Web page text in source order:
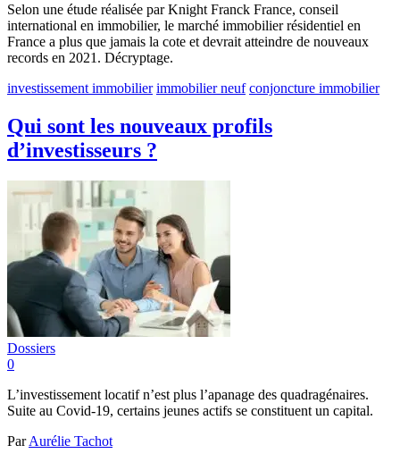
Selon une étude réalisée par Knight Franck France, conseil
international en immobilier, le marché immobilier résidentiel en
France a plus que jamais la cote et devrait atteindre de nouveaux
records en 2021. Décryptage.
investissement immobilier immobilier neuf conjoncture immobilier
Qui sont les nouveaux profils
d’investisseurs ?
Dossiers
0
L’investissement locatif n’est plus l’apanage des quadragénaires.
Suite au Covid-19, certains jeunes actifs se constituent un capital.
ParAurélie Tachot